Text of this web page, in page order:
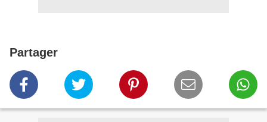
Partager